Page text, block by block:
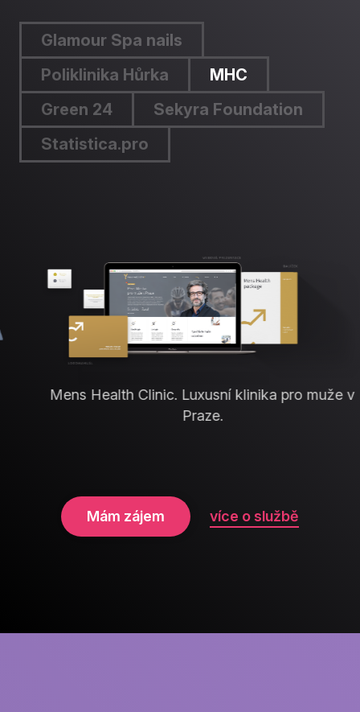
Glamour Spa nails
Poliklinika Hůrka
MHC
Green 24
Sekyra Foundation
Statistica.pro
Mens Health Clinic. Luxusní klinika pro muže v
Praze.
Mám zájem více o službě